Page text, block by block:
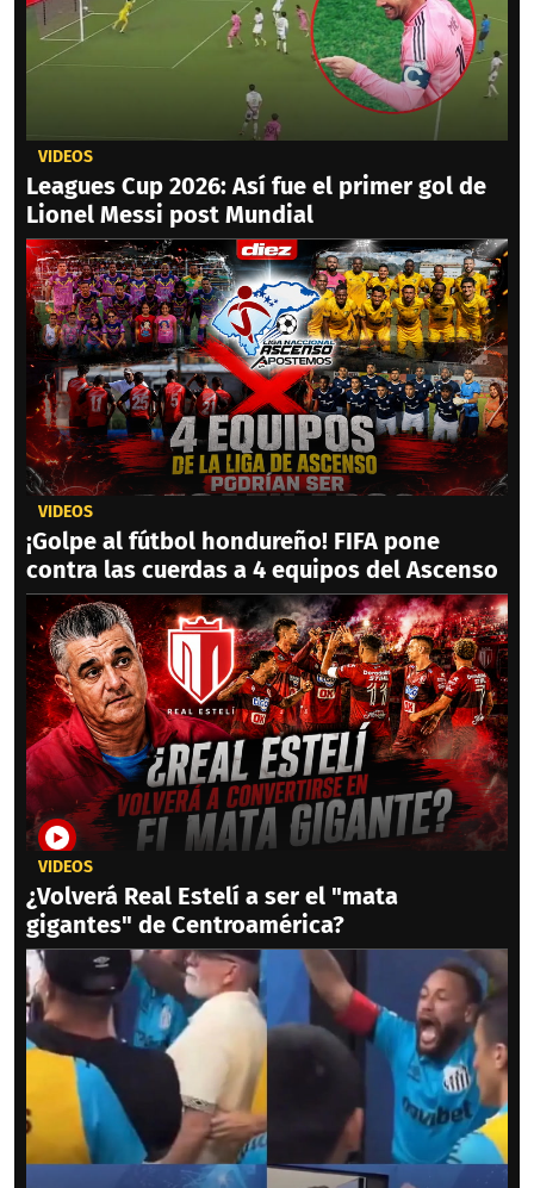
VIDEOS
Leagues Cup 2026: Así fue el primer gol de
Lionel Messi post Mundial
VIDEOS
¡Golpe al fútbol hondureño! FIFA pone
contra las cuerdas a 4 equipos del Ascenso
VIDEOS
¿Volverá Real Estelí a ser el "mata
gigantes" de Centroamérica?